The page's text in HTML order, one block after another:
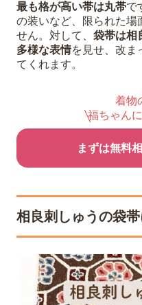
最も格が高い帯は丸帯で
の装いなど、限られた場
せん。対して、 袋帯は相
多様な表情を見せ、改ま
てくれます。
着物
福ちゃん
まずは無料
相良刺しゅうの袋